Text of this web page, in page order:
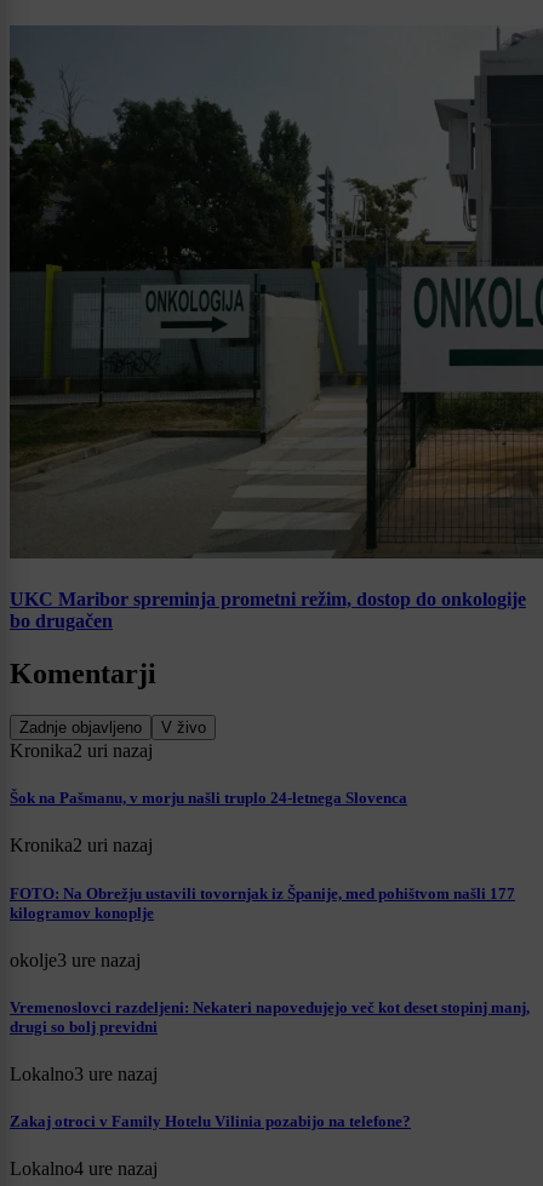
UKC Maribor spreminja prometni režim, dostop do onkologije
bo drugačen
Komentarji
Zadnje objavljeno V živo
Kronika2 uri nazaj
Šok na Pašmanu, v morju našli truplo 24-letnega Slovenca
Kronika2 uri nazaj
FOTO: Na Obrežju ustavili tovornjak iz Španije, med pohištvom našli 177
kilogramov konoplje
okolje3 ure nazaj
Vremenoslovci razdeljeni: Nekateri napovedujejo več kot deset stopinj manj,
drugi so bolj previdni
Lokalno3 ure nazaj
Zakaj otroci v Family Hotelu Vilinia pozabijo na telefone?
Lokalno4 ure nazaj